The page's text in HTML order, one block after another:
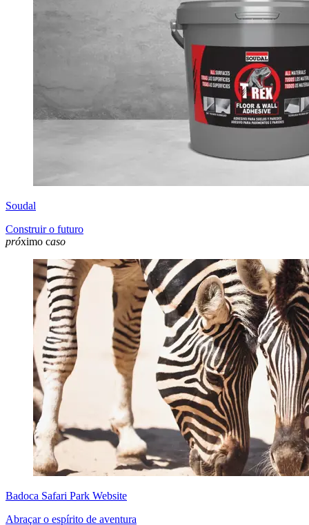
Soudal
Construir o futuro
próximo caso
Badoca Safari Park Website
Abraçar o espírito de aventura